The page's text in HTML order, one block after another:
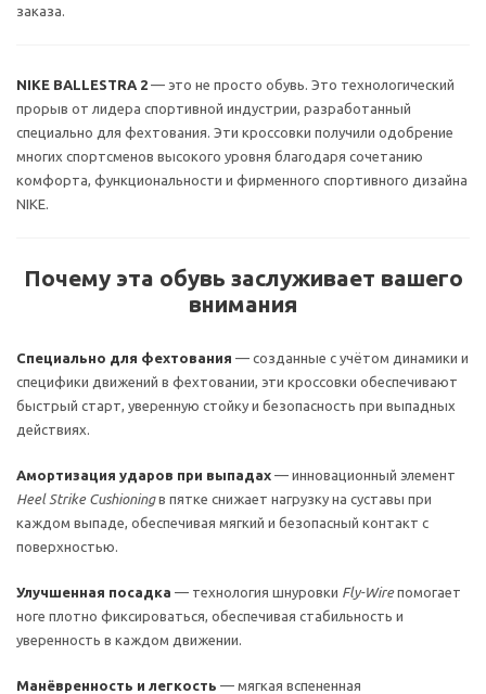
заказа.
NIKE BALLESTRA 2 — это не просто обувь. Это технологический
прорыв от лидера спортивной индустрии, разработанный
специально для фехтования. Эти кроссовки получили одобрение
многих спортсменов высокого уровня благодаря сочетанию
комфорта, функциональности и фирменного спортивного дизайна
NIKE.
Почему эта обувь заслуживает вашего
внимания
Специально для фехтования — созданные с учётом динамики и
специфики движений в фехтовании, эти кроссовки обеспечивают
быстрый старт, уверенную стойку и безопасность при выпадных
действиях.
Амортизация ударов при выпадах — инновационный элемент
Heel Strike Cushioningв пятке снижает нагрузку на суставы при
каждом выпаде, обеспечивая мягкий и безопасный контакт с
поверхностью.
Улучшенная посадка — технология шнуровки Fly-Wireпомогает
ноге плотно фиксироваться, обеспечивая стабильность и
уверенность в каждом движении.
Манёвренность и легкость — мягкая вспененная